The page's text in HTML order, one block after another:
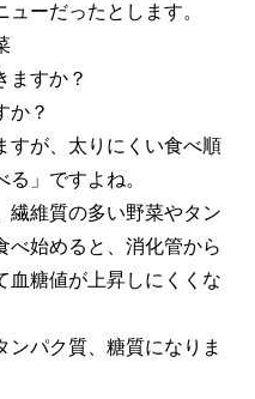
ーだったとします。
ますか？
か？
すが、太りにくい食べ順
」ですよね。
繊維質の多い野菜やタン
べ始めると、消化管から
血糖値が上昇しにくくな
パク質、糖質になりま